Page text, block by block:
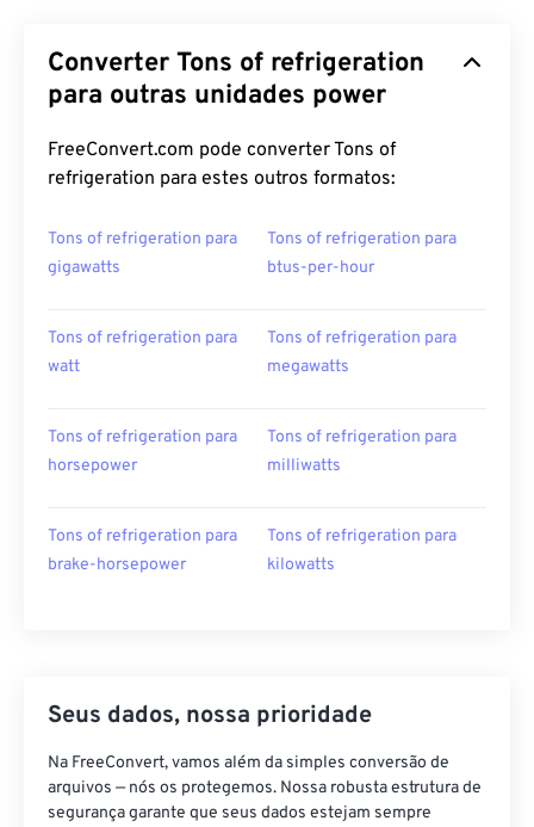
Converter Tons of refrigeration
para outras unidades power
FreeConvert.com pode converter Tons of
refrigeration para estes outros formatos:
Tons of refrigeration para
gigawatts
Tons of refrigeration para
btus-per-hour
Tons of refrigeration para
watt
Tons of refrigeration para
megawatts
Tons of refrigeration para
horsepower
Tons of refrigeration para
milliwatts
Tons of refrigeration para
brake-horsepower
Tons of refrigeration para
kilowatts
Seus dados, nossa prioridade
Na FreeConvert, vamos além da simples conversão de
arquivos — nós os protegemos. Nossa robusta estrutura de
segurança garante que seus dados estejam sempre